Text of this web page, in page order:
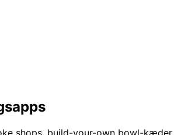
shops, build-your-own bowl-